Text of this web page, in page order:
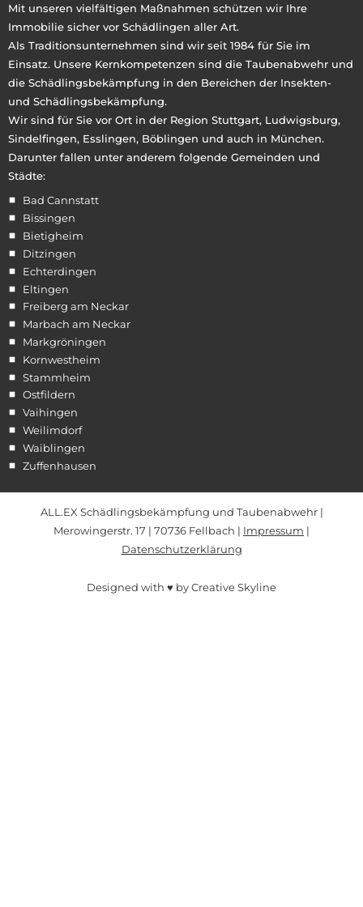
Mit unseren vielfältigen Maßnahmen schützen wir Ihre
Immobilie sicher vor Schädlingen aller Art.
Als Traditionsunternehmen sind wir seit 1984 für Sie im
Einsatz. Unsere Kernkompetenzen sind die Taubenabwehr und
die Schädlingsbekämpfung in den Bereichen der Insekten-
und Schädlingsbekämpfung.
Wir sind für Sie vor Ort in der Region Stuttgart, Ludwigsburg,
Sindelfingen, Esslingen, Böblingen und auch in München.
Darunter fallen unter anderem folgende Gemeinden und
Städte:
Bad Cannstatt
Bissingen
Bietigheim
Ditzingen
Echterdingen
Eltingen
Freiberg am Neckar
Marbach am Neckar
Markgröningen
Kornwestheim
Stammheim
Ostfildern
Vaihingen
Weilimdorf
Waiblingen
Zuffenhausen
ALL.EX Schädlingsbekämpfung und Taubenabwehr |
Merowingerstr. 17 | 70736 Fellbach | Impressum |
Datenschutzerklärung
Designed with ♥ by Creative Skyline